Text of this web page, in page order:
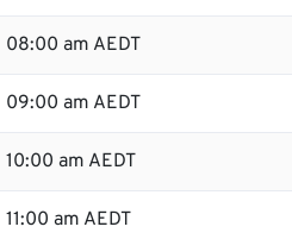
08:00 am AEDT
09:00 am AEDT
10:00 am AEDT
11:00 am AEDT